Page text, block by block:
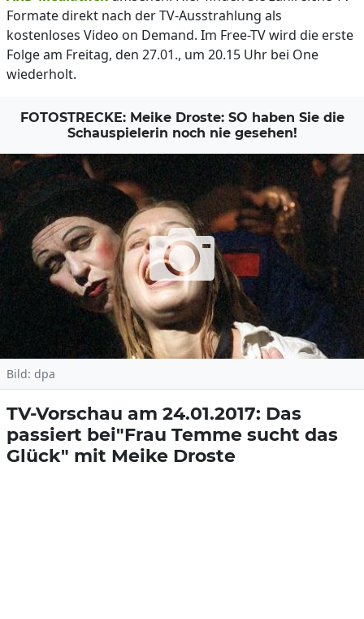
Formate direkt nach der TV-Ausstrahlung als
kostenloses Video on Demand. Im Free-TV wird die erste
Folge am Freitag, den 27.01., um 20.15 Uhr bei One
wiederholt.
FOTOSTRECKE: Meike Droste: SO haben Sie die
Schauspielerin noch nie gesehen!
Bild: dpa
TV-Vorschau am 24.01.2017: Das
passiert bei"Frau Temme sucht das
Glück" mit Meike Droste